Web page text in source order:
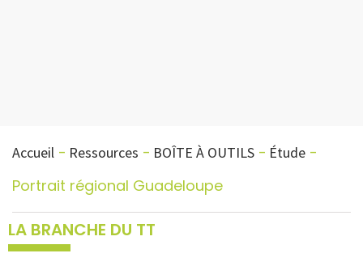
Accueil Ressources BOÎTE À OUTILS Étude
Portrait régional Guadeloupe
LA BRANCHE DU TT